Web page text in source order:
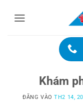
Khám
ĐĂNG VÀOTH2 14,